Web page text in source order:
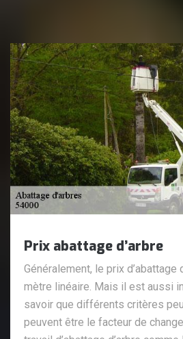
Prix abattage d’arbre
Généralement, le prix d’abattage
mètre linéaire. Mais il est aussi
savoir que différents critères
peuvent être le facteur de